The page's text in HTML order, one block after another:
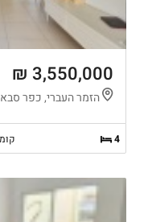
3,550,000 ₪
הזמר העברי, כפר סבא
4 קומה